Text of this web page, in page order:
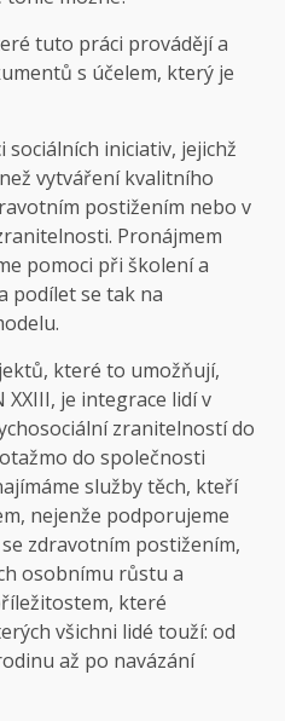
tuto práci provádějí a
s účelem, který je
sociálních iniciativ, jejichž
vytváření kvalitního
postižením nebo v
Pronájmem
pomoci při školení a
podílet se tak na
které to umožňují,
XXIII, je integrace lidí v
zranitelností do
do společnosti
služby těch, kteří
nejenže podporujeme
zdravotním postižením,
osobnímu růstu a
které
všichni lidé touží: od
až po navázání